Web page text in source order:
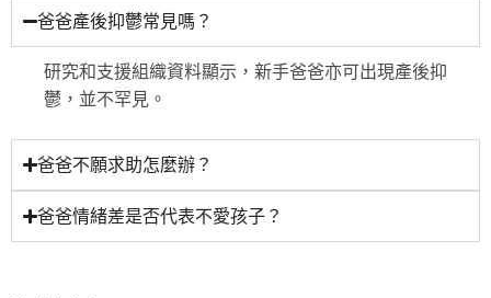
爸爸產後抑鬱常見嗎？
研究和支援組織資料顯示，新手爸爸亦可出現產後抑
鬱，並不罕見。
爸爸不願求助怎麼辦？
爸爸情緒差是否代表不愛孩子？